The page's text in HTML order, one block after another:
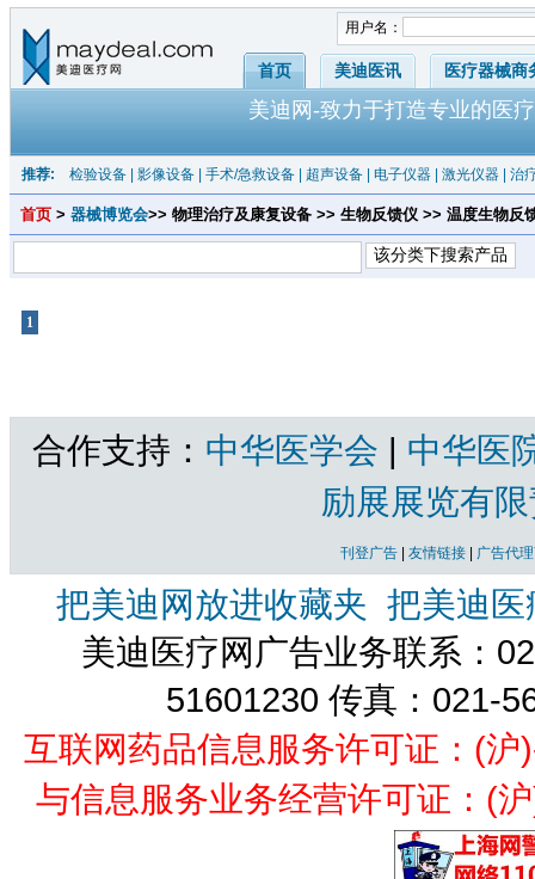
用户名：
首页 美迪医讯 医疗器械商
美迪网-致力于打造专业的医
推荐: 检验设备 影像设备 手术/急救设备 超声设备 电子仪器 激光仪器 治
首页 > 器械博览会>> 物理治疗及康复设备 >> 生物反馈仪 >> 温度生物反
1
合作支持： 中华医学会 | 中华医
励展展览有
刊登广告 友情链接 广告代
把美迪网放进收藏夹 把美迪
美迪医疗网广告业务联系：
51601230 传真：021-
互联网药品信息服务许可证：(
与信息服务业务经营许可证：(